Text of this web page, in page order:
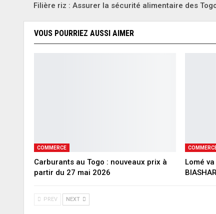
Filière riz : Assurer la sécurité alimentaire des
VOUS POURRIEZ AUSSI AIMER
COMMERCE
Carburants au Togo : nouveaux prix à
partir du 27 mai 2026
Lomé
PREV NEXT